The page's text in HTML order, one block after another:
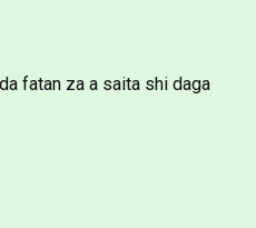
fatan za a saita shi daga